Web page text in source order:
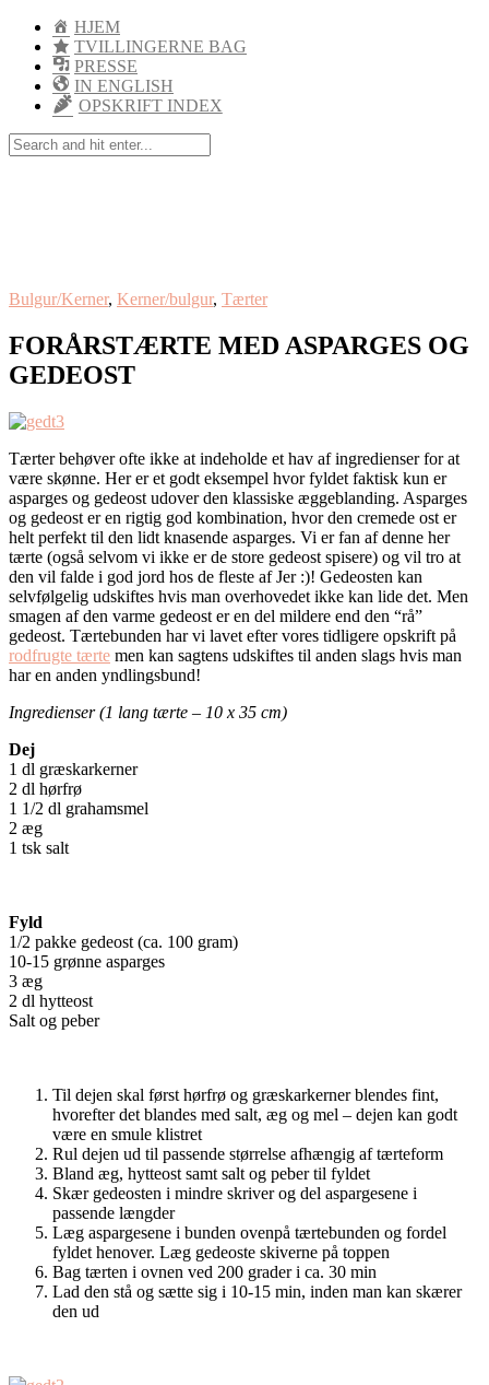
HJEM
TVILLINGERNE BAG
PRESSE
IN ENGLISH
OPSKRIFT INDEX
Bulgur/Kerner, Kerner/bulgur, Tærter
FORÅRSTÆRTE MED ASPARGES OG
GEDEOST
Tærter behøver ofte ikke at indeholde et hav af ingredienser for at
være skønne. Her er et godt eksempel hvor fyldet faktisk kun er
asparges og gedeost udover den klassiske æggeblanding. Asparges
og gedeost er en rigtig god kombination, hvor den cremede ost er
helt perfekt til den lidt knasende asparges. Vi er fan af denne her
tærte (også selvom vi ikke er de store gedeost spisere) og vil tro at
den vil falde i god jord hos de fleste af Jer :)! Gedeosten kan
selvfølgelig udskiftes hvis man overhovedet ikke kan lide det. Men
smagen af den varme gedeost er en del mildere end den “rå”
gedeost. Tærtebunden har vi lavet efter vores tidligere opskrift på
rodfrugte tærte men kan sagtens udskiftes til anden slags hvis man
har en anden yndlingsbund!
Ingredienser (1 lang tærte – 10 x 35 cm)
Dej
1 dl græskarkerner
2 dl hørfrø
1 1/2 dl grahamsmel
2 æg
1 tsk salt
Fyld
1/2 pakke gedeost (ca. 100 gram)
10-15 grønne asparges
3 æg
2 dl hytteost
Salt og peber
Til dejen skal først hørfrø og græskarkerner blendes fint,
hvorefter det blandes med salt, æg og mel – dejen kan godt
være en smule klistret
Rul dejen ud til passende størrelse afhængig af tærteform
Bland æg, hytteost samt salt og peber til fyldet
Skær gedeosten i mindre skriver og del aspargesene i
passende længder
Læg aspargesene i bunden ovenpå tærtebunden og fordel
fyldet henover. Læg gedeoste skiverne på toppen
Bag tærten i ovnen ved 200 grader i ca. 30 min
Lad den stå og sætte sig i 10-15 min, inden man kan skærer
den ud